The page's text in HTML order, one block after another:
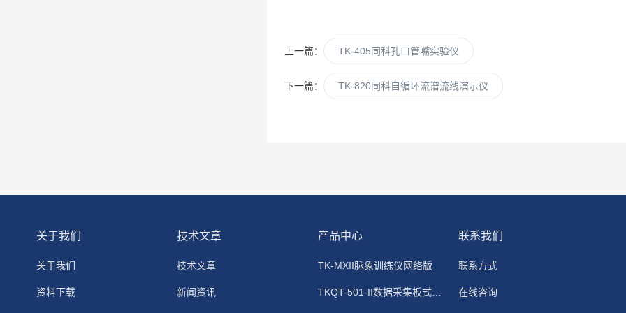
上一篇： TK-405同科孔口管嘴实验仪
下一篇： TK-820同科自循环流谱流线演示仪
关于我们
关于我们
资料下载
技术文章
技术文章
新闻资讯
产品中心
TK-MXII脉象训练仪网络版
TKQT-501-II数据采集板式静电除尘器
联系我们
联系方式
在线咨询